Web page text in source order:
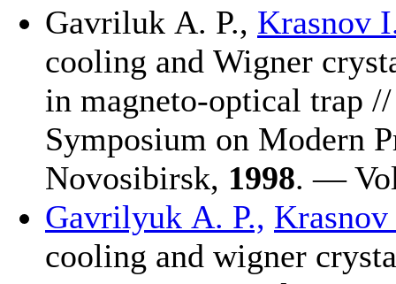
Gavriluk A. P., Krasnov
cooling and Wigner
in magneto-optical trap
Symposium on Modern
Novosibirsk, 1998. —
Gavrilyuk A. P.,
cooling and wigner